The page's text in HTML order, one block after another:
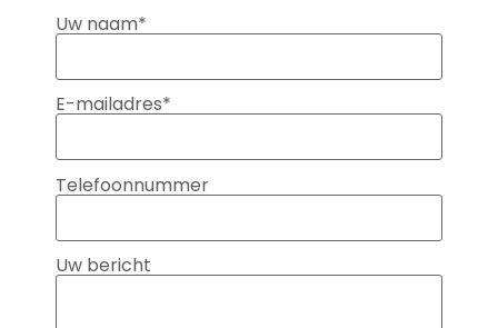
Uw naam*
E-mailadres*
Telefoonnummer
Uw bericht